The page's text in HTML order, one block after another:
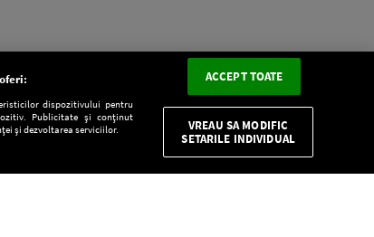
CONFIDENŢIALITATE
dispozitivului pentru
Publicitate și conținut
și dezvoltarea serviciilor.
ACCEPT TOATE
VREAU SA MODIFIC
SETARILE INDIVIDUAL